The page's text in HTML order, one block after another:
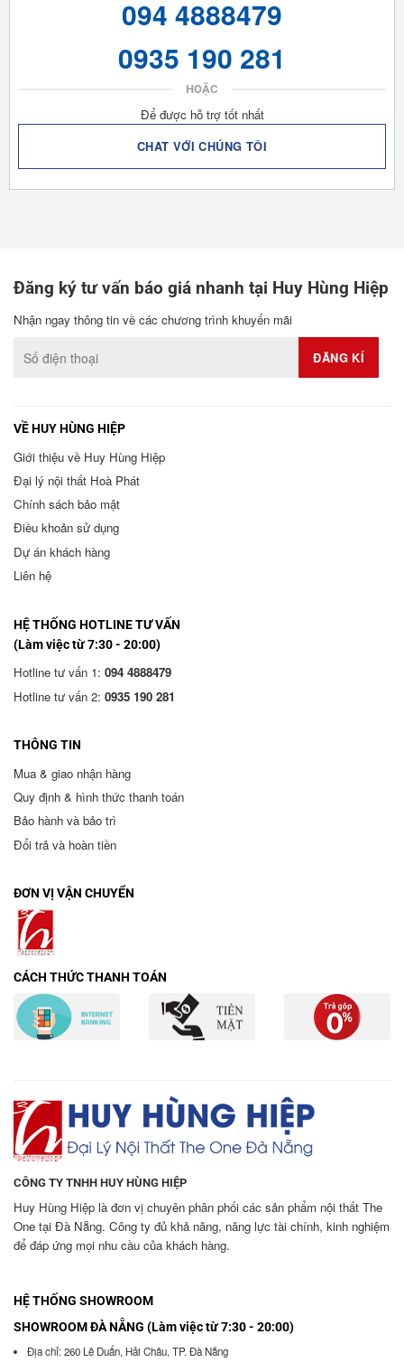
094 4888479
0935 190 281
HOẶC
Để được hỗ trợ tốt nhất
CHAT VỚI CHÚNG TÔI
Đăng ký tư vấn báo giá nhanh tại Huy Hùng Hiệp
Nhận ngay thông tin về các chương trình khuyến mãi
VỀ HUY HÙNG HIỆP
Giới thiệu về Huy Hùng Hiệp
Đại lý nội thất Hoà Phát
Chính sách bảo mật
Điều khoản sử dụng
Dự án khách hàng
Liên hệ
HỆ THỐNG HOTLINE TƯ VẤN
(Làm việc từ 7:30 - 20:00)
Hotline tư vấn 1: 094 4888479
Hotline tư vấn 2: 0935 190 281
THÔNG TIN
Mua & giao nhận hàng
Quy định & hình thức thanh toán
Bảo hành và bảo trì
Đổi trả và hoàn tiền
ĐƠN VỊ VẬN CHUYỂN
CÁCH THỨC THANH TOÁN
CÔNG TY TNHH HUY HÙNG HIỆP
Huy Hùng Hiệp là đơn vị chuyên phân phối các sản phẩm nội thất The
One tại Đà Nẵng. Công ty đủ khả năng, năng lực tài chính, kinh nghiệm
để đáp ứng mọi nhu cầu của khách hàng.
HỆ THỐNG SHOWROOM
SHOWROOM ĐÀ NẴNG (Làm việc từ 7:30 - 20:00)
Địa chỉ: 260 Lê Duẩn, Hải Châu, TP. Đà Nẵng